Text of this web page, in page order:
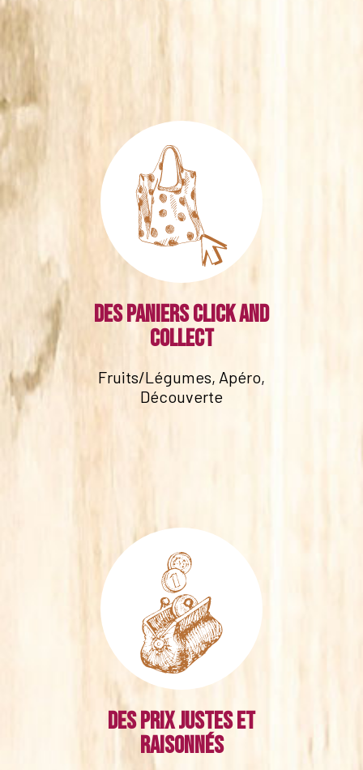
Des paniers click and
collect
Fruits/Légumes, Apéro,
Découverte
Des prix justes et
raisonnés